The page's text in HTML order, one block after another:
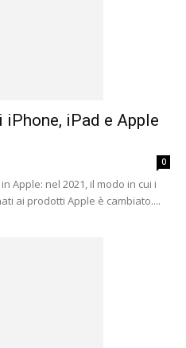
iPad e Apple
0
Apple: nel 2021, il modo in cui i
ai prodotti Apple è cambiato....